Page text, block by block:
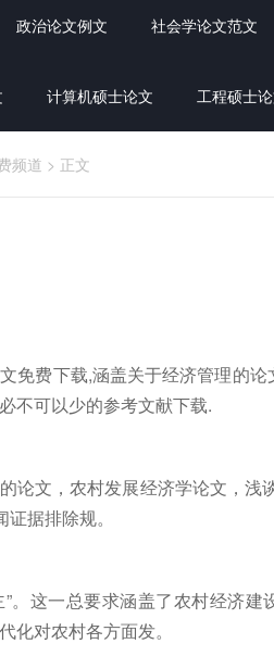
政治论文例文 社会学论文范文
计算机硕士论文 工程硕士
频道 > 正文
免费下载,涵盖关于经济管理的
不可以少的参考文献下载.
论文，农村发展经济学论文，浅
据排除规。
。这一总要求涵盖了农村经济
化对农村各方面发。